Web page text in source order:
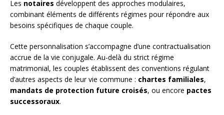
Les notaires développent des approches modulaires,
combinant éléments de différents régimes pour répondre aux
besoins spécifiques de chaque couple.
Cette personnalisation s’accompagne d’une contractualisation
accrue de la vie conjugale. Au-delà du strict régime
matrimonial, les couples établissent des conventions régulant
d’autres aspects de leur vie commune : chartes familiales,
mandats de protection future croisés, ou encore pactes
successoraux.